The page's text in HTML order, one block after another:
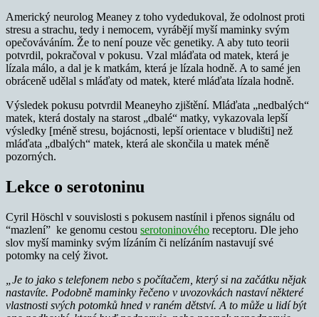
Americký neurolog Meaney z toho vydedukoval, že odolnost proti
stresu a strachu, tedy i nemocem, vyrábějí myší maminky svým
opečováváním. Že to není pouze věc genetiky. A aby tuto teorii
potvrdil, pokračoval v pokusu. Vzal mláďata od matek, která je
lízala málo, a dal je k matkám, která je lízala hodně. A to samé jen
obráceně udělal s mláďaty od matek, které mláďata lízala hodně.
Výsledek pokusu potvrdil Meaneyho zjištění. Mláďata „nedbalých“
matek, která dostaly na starost „dbalé“ matky, vykazovala lepší
výsledky [méně stresu, bojácnosti, lepší orientace v bludišti] než
mláďata „dbalých“ matek, která ale skončila u matek méně
pozorných.
Lekce o serotoninu
Cyril Höschl v souvislosti s pokusem nastínil i přenos signálu od
“mazlení” ke genomu cestou serotoninového receptoru. Dle jeho
slov myší maminky svým lízáním či nelízáním nastavují své
potomky na celý život.
„Je to jako s telefonem nebo s počítačem, který si na začátku nějak
nastavíte. Podobně maminky řečeno v uvozovkách nastaví některé
vlastnosti svých potomků hned v raném dětství. A to může u lidí být